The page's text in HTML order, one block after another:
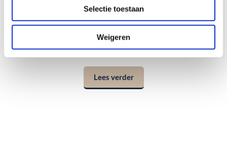
Selectie toestaan
Weigeren
Trade
Het publiek staat centraal, de boodschap is flexibel.
Lees verder